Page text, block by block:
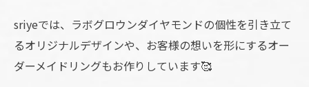
sriyeでは、ラボグロウンダイヤモンドの個性を引き立て
るオリジナルデザインや、お客様の想いを形にするオー
ダーメイドリングもお作りしています🥰